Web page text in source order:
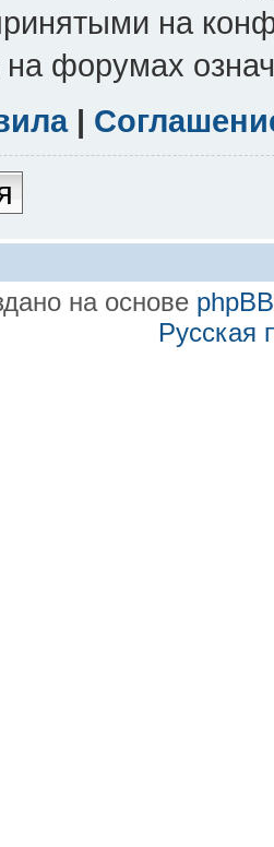
на
на форумах
|
на основе phpBB
Русская